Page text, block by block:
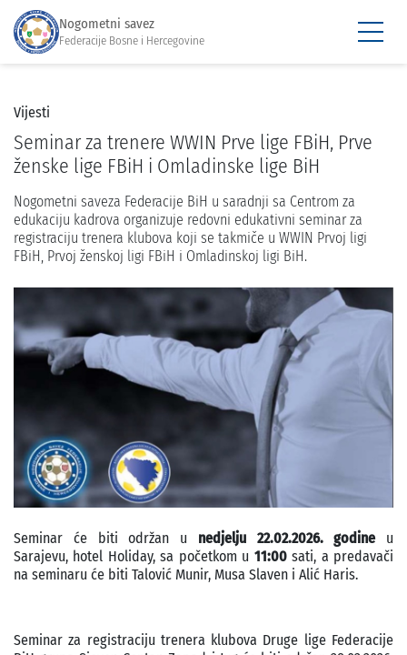
Nogometni savez
Federacije Bosne i Hercegovine
Vijesti
Seminar za trenere WWIN Prve lige FBiH, Prve
ženske lige FBiH i Omladinske lige BiH
Nogometni saveza Federacije BiH u saradnji sa Centrom za
edukaciju kadrova organizuje redovni edukativni seminar za
registraciju trenera klubova koji se takmiče u WWIN Prvoj ligi
FBiH, Prvoj ženskoj ligi FBiH i Omladinskoj ligi BiH.
Seminar će biti održan u nedjelju 22.02.2026. godineu
Sarajevu, hotel Holiday, sa početkom u 11:00sati, a predavači
na seminaru će biti Talović Munir, Musa Slaven i Alić Haris.
Seminar za registraciju trenera klubova Druge lige Federacije